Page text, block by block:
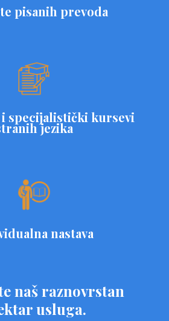
pisanih prevoda
specijalistički kursevi
jezika
nastava
naš raznovrstan
usluga.